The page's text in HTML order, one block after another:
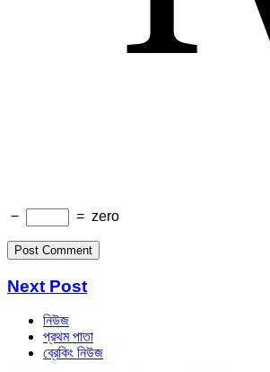
− = zero
Next Post
নিউজ
প্রথম পাতা
ব্রেকিং নিউজ